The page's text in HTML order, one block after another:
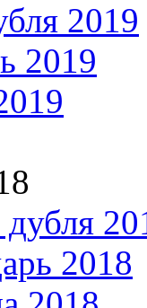
2019
2019
дубля
2018